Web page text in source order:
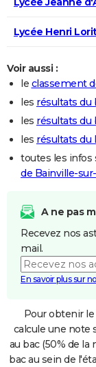
Lycée Henri
Voir aussi :
le classement
les résultats du
les résultats du
les résultats du
toutes les infos
de Bainville-
A ne pas
Recevez nos
mail.
En savoir plus sur
Pour obtenir
calcule une note
au bac (50% de la
bac au sein de